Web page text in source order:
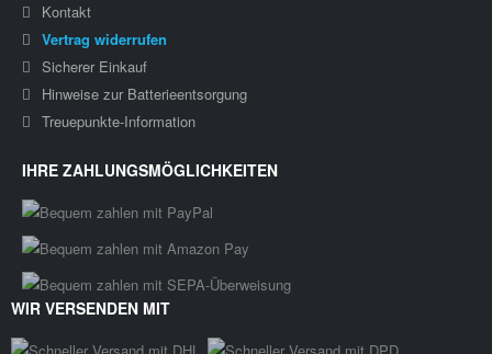
Kontakt
Vertrag widerrufen
Sicherer Einkauf
Hinweise zur Batterieentsorgung
Treuepunkte-Information
IHRE ZAHLUNGSMÖGLICHKEITEN
WIR VERSENDEN MIT